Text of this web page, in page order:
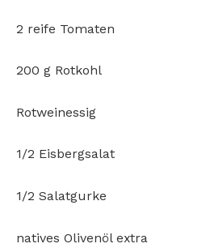
2 reife Tomaten
200 g Rotkohl
Rotweinessig
1/2 Eisbergsalat
1/2 Salatgurke
natives Olivenöl extra